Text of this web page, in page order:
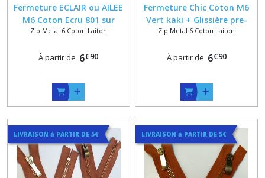
Fermeture ECLAIR ou AILEE
M6 Coton Ecru 801 sur
Mesure 72 Max + Glissiere
Laiton ou Doré
Zip Metal 6 Coton Laiton
À partir de 6€90
Fermeture Chic Coton M6
Vert kaki + Glissière pre-
polie dorée sur Mesure 56
Zip Metal 6 Coton Laiton
À partir de 6€90
LIVRAISON à PARTIR DE 5€ LIVRAISON à PARTIR DE 5€